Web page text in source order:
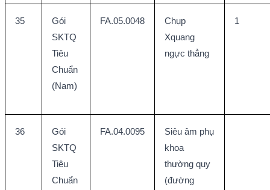
35
Gói
SKTQ
Tiêu
Chuẩn
(Nam)
FA.05.0048
Chụp
Xquang
ngực thẳng
1
36
Gói
SKTQ
Tiêu
Chuẩn
FA.04.0095
Siêu âm phụ
khoa
thường quy
(đường